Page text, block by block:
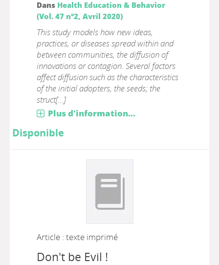
Dans Health Education & Behavior
(Vol. 47 n°2, Avril 2020)
This study models how new ideas,
practices, or diseases spread within and
between communities, the diffusion of
innovations or contagion. Several factors
affect diffusion such as the characteristics
of the initial adopters, the seeds; the
struct[...]
Plus d'information...
Disponible
Article : texte imprimé
Don't be Evil !